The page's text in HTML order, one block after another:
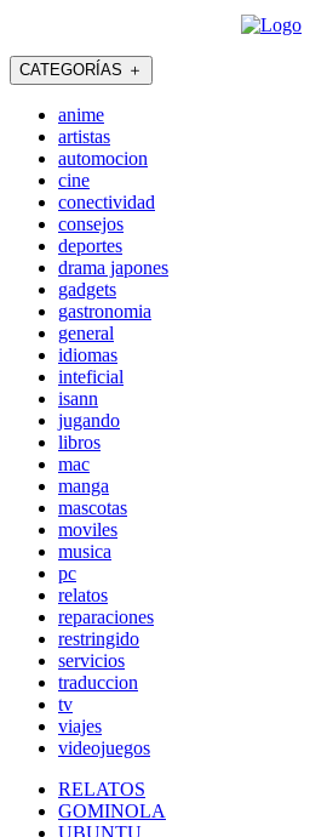
CATEGORÍAS ＋
anime
artistas
automocion
cine
conectividad
consejos
deportes
drama japones
gadgets
gastronomia
general
idiomas
inteficial
isann
jugando
libros
mac
manga
mascotas
moviles
musica
pc
relatos
reparaciones
restringido
servicios
traduccion
tv
viajes
videojuegos
RELATOS
GOMINOLA
UBUNTU